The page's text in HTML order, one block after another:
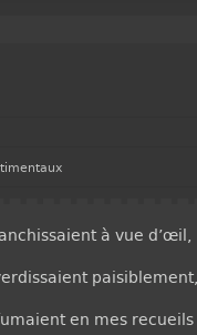
à vue d’œil,
paisiblement,
en mes recueils